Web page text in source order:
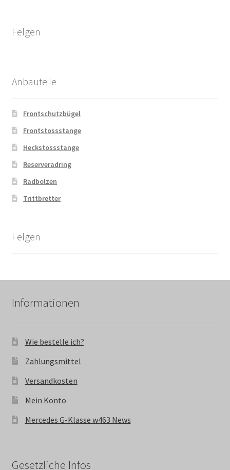
Felgen
Anbauteile
Frontschutzbügel
Frontstossstange
Heckstossstange
Reserveradring
Radbolzen
Trittbretter
Felgen
Informationen
Wie bestelle ich?
Zahlungsmittel
Versandkosten
Mein Konto
Mercedes G-Klasse w463 News
Gesetzliche Infos